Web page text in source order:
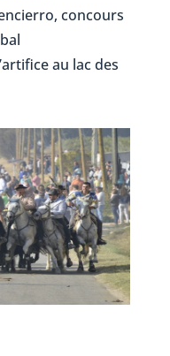
concours
au lac des